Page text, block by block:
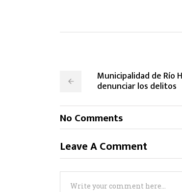
Municipalidad de Río
denunciar los delitos
No Comments
Leave A Comment